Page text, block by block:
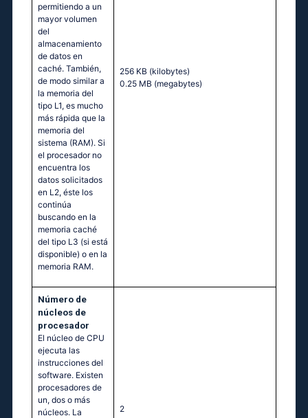
permitiendo a un
mayor volumen
del
almacenamiento
de datos en
caché. También,
de modo similar a
la memoria del
tipo L1, es mucho
más rápida que la
memoria del
sistema (RAM). Si
el procesador no
encuentra los
datos solicitados
en L2, éste los
continúa
buscando en la
memoria caché
del tipo L3 (si está
disponible) o en la
memoria RAM.
256 KB (kilobytes)
0.25 MB (megabytes)
Número de
núcleos de
procesador
El núcleo de CPU
ejecuta las
instrucciones del
software. Existen
procesadores de
un, dos o más
núcleos. La
2